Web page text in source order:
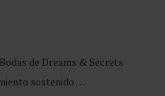
de Dreams & Secrets
sostenido …